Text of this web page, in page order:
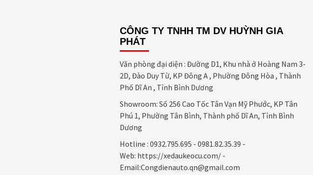
CÔNG TY TNHH TM DV HUỲNH GIA
PHÁT
Văn phòng đại diện : Đường D1, Khu nhà ở Hoàng Nam 3-
2D, Đào Duy Từ, KP Đông A , Phường Đông Hòa , Thành
Phố Dĩ An , Tỉnh Bình Dương
Showroom: Số 256 Cao Tốc Tân Vạn Mỹ Phước, KP Tân
Phú 1, Phường Tân Bình, Thành phố Dĩ An, Tỉnh Bình
Dương
Hotline : 0932.795.695 - 0981.82.35.39 -
Web: https://xedaukeocu.com/ -
Email:Congdienauto.qn@gmail.com